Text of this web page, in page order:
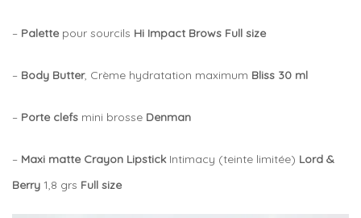
– Palette pour sourcils Hi Impact Brows Full size
– Body Butter, Crème hydratation maximum Bliss 30 ml
– Porte clefs mini brosse Denman
– Maxi matte Crayon LipstickIntimacy (teinte limitée) Lord &
Berry 1,8 grs Full size